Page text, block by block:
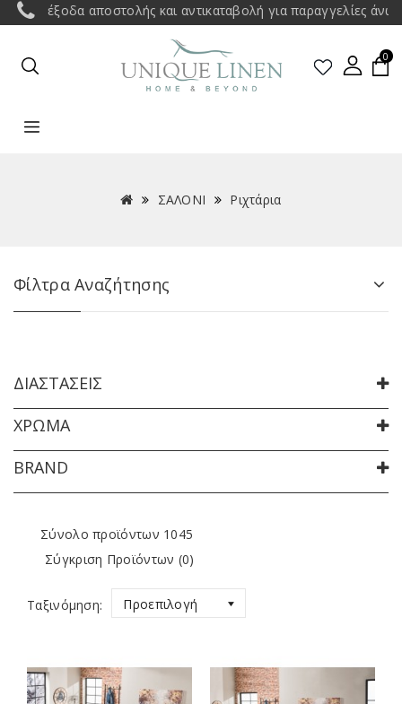
αποστολής και αντικαταβολή για παραγγελίες άνω των 35€
0
ΣΑΛΟΝΙ Ριχτάρια
Φίλτρα Αναζήτησης
ΔΙΑΣΤΆΣΕΙΣ
ΧΡΏΜΑ
BRAND
Σύνολο προϊόντων 1045
Σύγκριση Προϊόντων (0)
Ταξινόμηση: Προεπιλογή